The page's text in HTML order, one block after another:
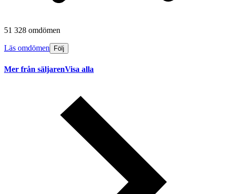
51 328 omdömen
Läs omdömen Följ
Mer från säljarenVisa alla